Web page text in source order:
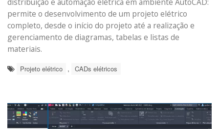
permite o desenvolvimento de um projeto elétrico
completo, desde o início do projeto até a realização e
gerenciamento de diagramas, tabelas e listas de
materiais.
Projeto elétrico , CADs elétricos